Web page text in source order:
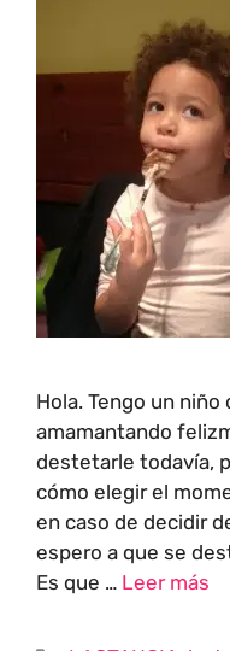
Hola. Tengo un
amamantando
destetarle todavía,
cómo elegir el
en caso de decidir
espero a que se
Es que … Leer más